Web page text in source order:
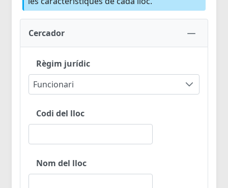
Cercador
Règim jurídic
Funcionari
Codi del lloc
Nom del lloc